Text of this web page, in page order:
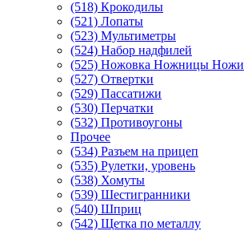
(518) Крокодилы
(521) Лопаты
(523) Мультиметры
(524) Набор надфилей
(525) Ножовка Ножницы Ножи
(527) Отвертки
(529) Пассатижи
(530) Перчатки
(532) Противоугоны
Прочее
(534) Разъем на прицеп
(535) Рулетки, уровень
(538) Хомуты
(539) Шестигранники
(540) Шприц
(542) Щетка по металлу